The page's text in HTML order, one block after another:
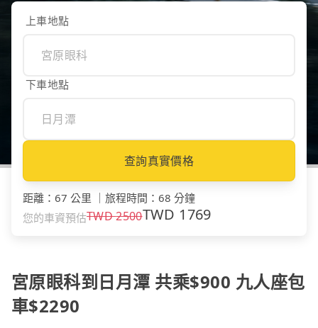
上車地點
下車地點
查詢真實價格
距離 ： 67 公里 旅程時間 ： 68 分鐘
您的車資預估TWD2500TWD 1769
宮原眼科到日月潭 共乘$900 九人座包
車$2290